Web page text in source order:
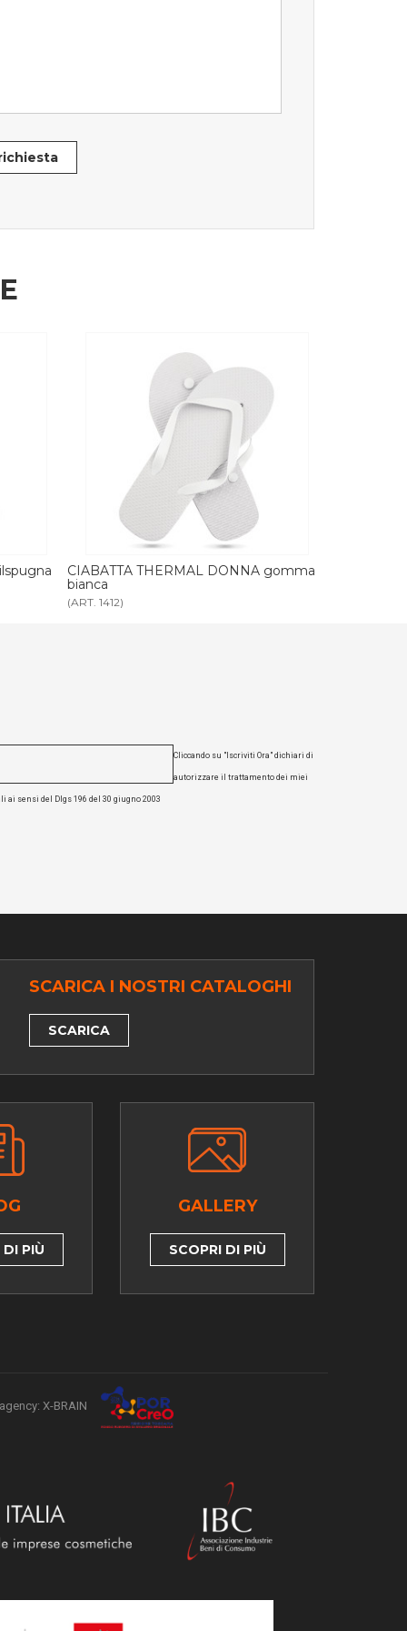
gomma
CIABATTA THERMAL UOMO gomma
bianca
(ART. 1413)
Cliccando su "Iscriviti Ora" dichiari di
autorizzare il trattamento dei miei
ai sensi del Dlgs 196 del 30 giugno 2003
SCARICA I NOSTRI CATALOGHI
SCARICA
DI PIÙ
GALLERY
SCOPRI DI PIÙ
X-BRAIN